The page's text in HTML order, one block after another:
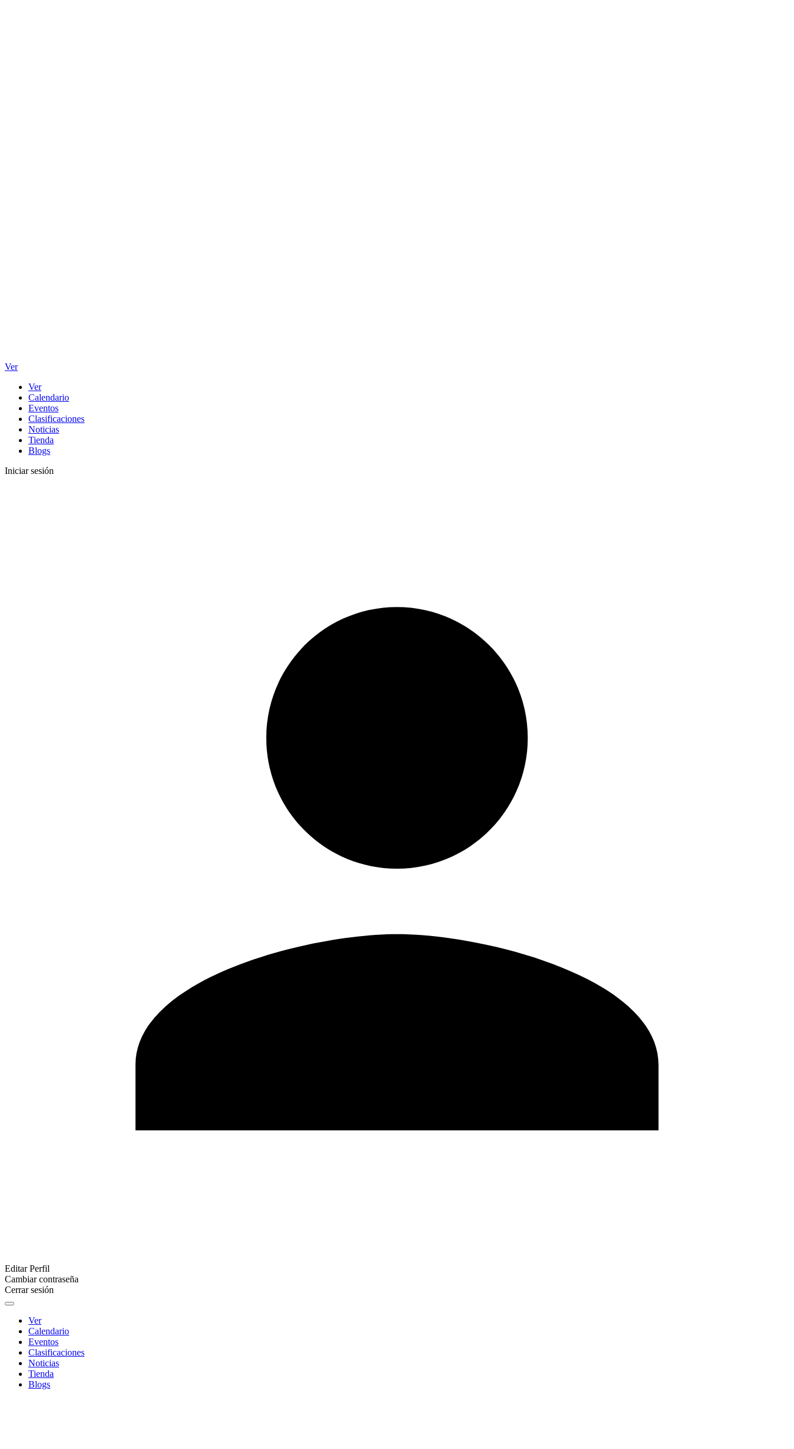
Ver
Ver
Calendario
Eventos
Clasificaciones
Noticias
Tienda
Blogs
Iniciar sesión
Editar Perfil
Cambiar contraseña
Cerrar sesión
Ver
Calendario
Eventos
Clasificaciones
Noticias
Tienda
Blogs